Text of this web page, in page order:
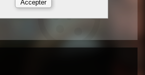
Deskiñ Landerne (17-12)